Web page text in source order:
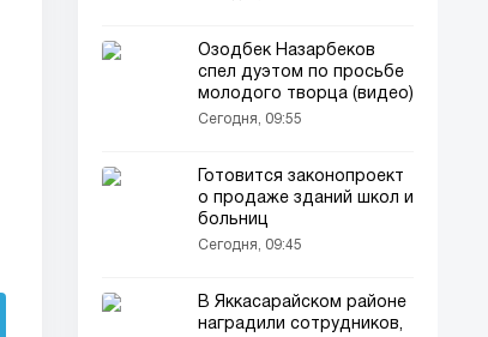
Озодбек Назарбеков
спел дуэтом по просьбе
молодого творца (видео)
Сегодня, 09:55
Готовится законопроект
о продаже зданий школ и
больниц
Сегодня, 09:45
В Яккасарайском районе
наградили сотрудников,